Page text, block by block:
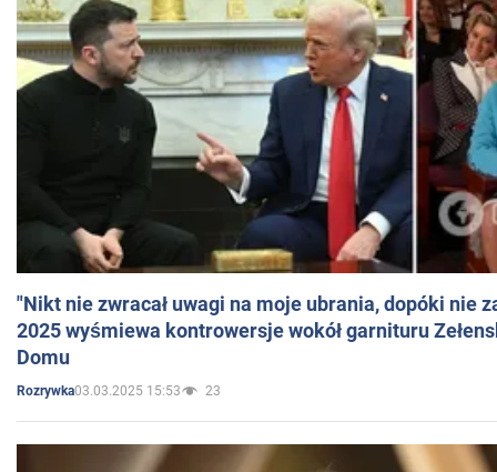
"Nikt nie zwracał uwagi na moje ubrania, dopóki nie
2025 wyśmiewa kontrowersje wokół garnituru
Domu
Rozrywka03.03.2025 15:53 23